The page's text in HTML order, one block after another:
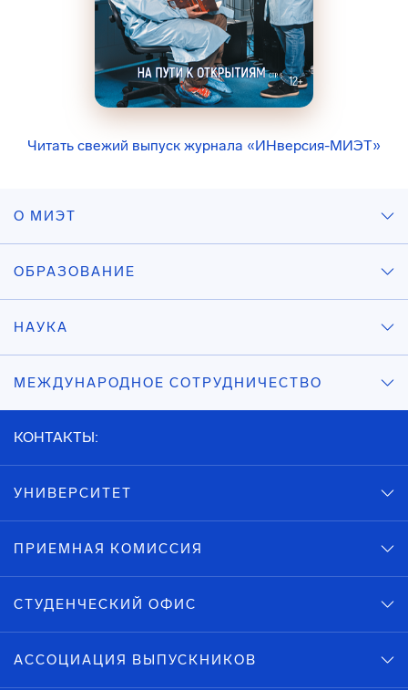
Читать свежий выпуск журнала «ИНверсия-МИЭТ»
О МИЭТ
ОБРАЗОВАНИЕ
НАУКА
МЕЖДУНАРОДНОЕ СОТРУДНИЧЕСТВО
КОНТАКТЫ:
УНИВЕРСИТЕТ
ПРИЕМНАЯ КОМИССИЯ
СТУДЕНЧЕСКИЙ ОФИС
АССОЦИАЦИЯ ВЫПУСКНИКОВ